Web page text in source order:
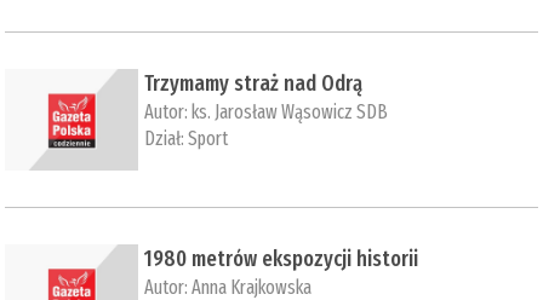
Trzymamy straż nad Odrą
Autor: ks. Jarosław Wąsowicz SDB
Dział:Sport
1980 metrów ekspozycji historii
Autor:Anna Krajkowska